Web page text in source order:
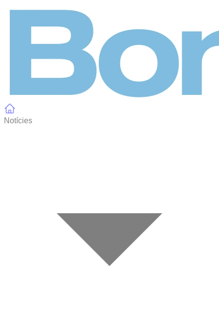
Notícies